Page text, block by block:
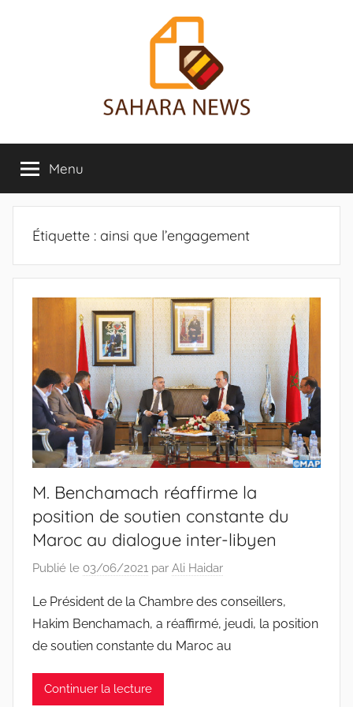
Sahara
News
sur
le
Sahara
révélée
Menu
Étiquette : ainsi que l’engagement
M. Benchamach réaffirme la
position de soutien constante du
Maroc au dialogue inter-libyen
Publié le 03/06/2021 par Ali Haidar
Le Président de la Chambre des conseillers,
Hakim Benchamach, a réaffirmé, jeudi, la position
de soutien constante du Maroc au
Continuer la lecture